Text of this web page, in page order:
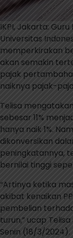
IKPI, Jakarta:
Universitas
memperkirakan
akan semakin
pajak
naiknya pajak-
Telisa
sebesar 11%
hanya naik 1%.
dikonversikan
peningkatannya,
bernilai tinggi
“Artinya ketika
akibat kenaikan
pembelian
turun,” ucap
Senin (18/3/2024).